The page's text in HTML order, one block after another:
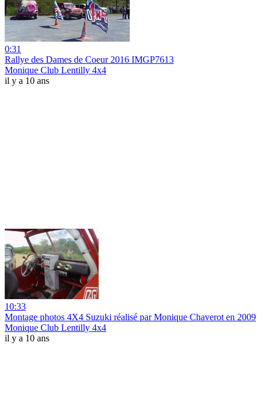
0:31
Rallye des Dames de Coeur 2016 IMGP7613
Monique Club Lentilly 4x4
il y a 10 ans
10:33
Montage photos 4X4 Suzuki réalisé par Monique Chaverot en 2009
Monique Club Lentilly 4x4
il y a 10 ans